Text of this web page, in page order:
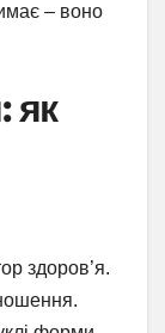
– воно
як
здоров’я.